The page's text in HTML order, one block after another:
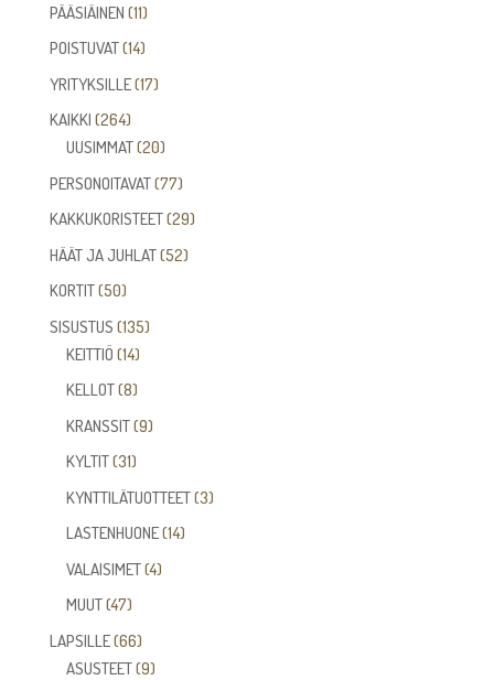
PÄÄSIÄINEN 1111
tuotetta
POISTUVAT 1414
tuotetta
YRITYKSILLE 1717
KAIKKI 264264
tuotetta
UUSIMMAT 2020
tuotetta
PERSONOITAVAT 7777
tuotetta
KAKKUKORISTEET 2929
HÄÄT JA JUHLAT 5252
KORTIT 5050
tuotetta
SISUSTUS 135135
KEITTIÖ 1414
tuotetta
KELLOT 88
tuotetta
KRANSSIT 99
KYLTIT 3131
tuotetta
KYNTTILÄTUOTTEET 33
LASTENHUONE 1414
VALAISIMET 44
MUUT 4747
tuotetta
LAPSILLE 6666
tuotetta
ASUSTEET 99